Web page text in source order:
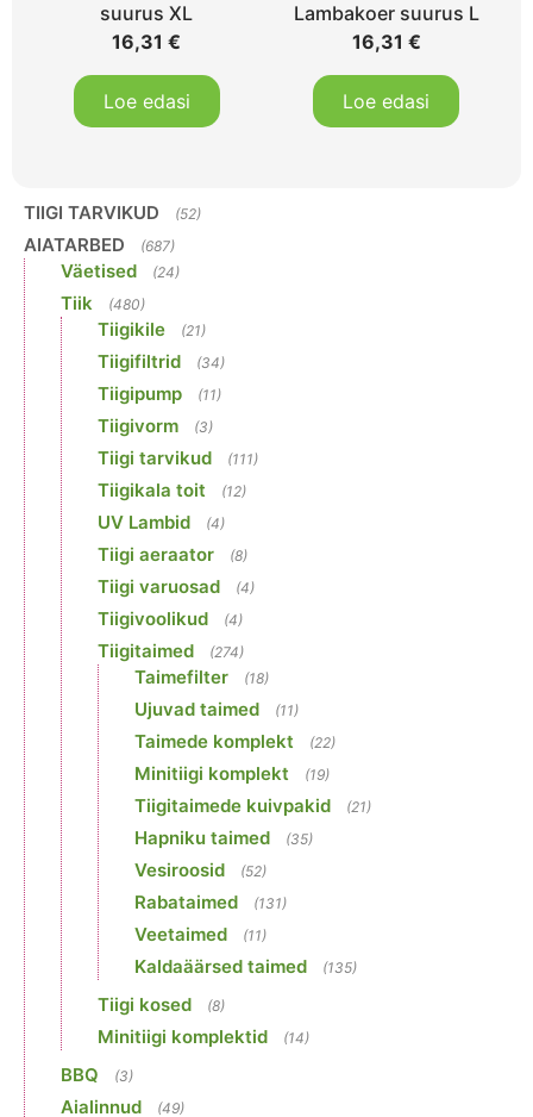
suurus XL
16,31€
Loe edasi
Lambakoer suurus L
16,31 €
Loe edasi
TIIGI TARVIKUD (52)
AIATARBED (687)
Väetised (24)
Tiik (480)
Tiigikile (21)
Tiigifiltrid (34)
Tiigipump (11)
Tiigivorm (3)
Tiigi tarvikud (111)
Tiigikala toit (12)
UV Lambid (4)
Tiigi aeraator (8)
Tiigi varuosad (4)
Tiigivoolikud (4)
Tiigitaimed (274)
Taimefilter (18)
Ujuvad taimed (11)
Taimede komplekt (22)
Minitiigi komplekt (19)
Tiigitaimede kuivpakid (21)
Hapniku taimed (35)
Vesiroosid (52)
Rabataimed (131)
Veetaimed (11)
Kaldaäärsed taimed (135)
Tiigi kosed (8)
Minitiigi komplektid (14)
BBQ (3)
Aialinnud (49)